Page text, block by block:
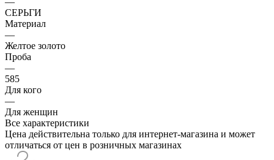
СЕРЬГИ
Материал
—
Желтое золото
Проба
—
585
Для кого
—
Для женщин
Все характеристики
Цена действительна только для интернет-магазина и может
отличаться от цен в розничных магазинах